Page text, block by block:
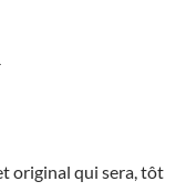
original qui sera, tôt